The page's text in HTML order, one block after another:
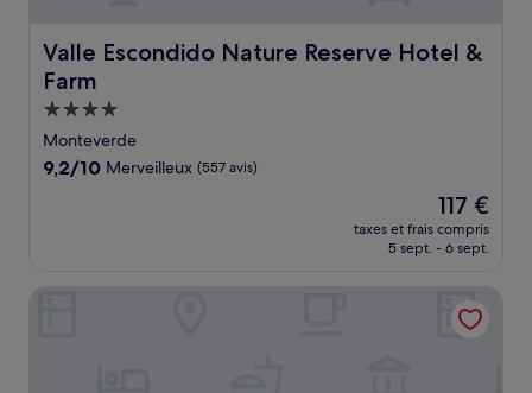
Valle Escondido Nature Reserve Hotel &
Farm
Valle Escondido Nature Reserve Hotel & Farm
Hébergement
4.0 étoiles
Monteverde
9.2
9,2/10 Merveilleux (557 avis)
Le
nouveau
prix
de
117 €
117 €
taxes et frais compris
5 sept. - 6 sept.